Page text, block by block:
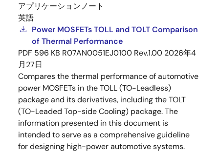
アプリケーションノート
英語
Power MOSFETs TOLL and TOLT Comparison
of Thermal Performance
PDF 596 KB R07AN0051EJ0100 Rev.1.00 2026年4
月27日
Compares the thermal performance of automotive
power MOSFETs in the TOLL (TO-Leadless)
package and its derivatives, including the TOLT
(TO-Leaded Top-side Cooling) package. The
information presented in this document is
intended to serve as a comprehensive guideline
for designing high-power automotive systems.